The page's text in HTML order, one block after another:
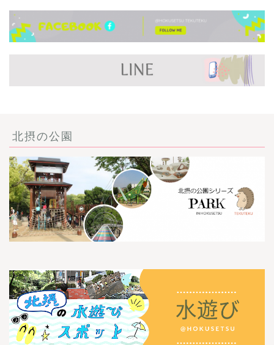
北摂の公園
ごあいさつ・自己紹介
【北摂まちのイベント情
報】掲載希望される方へ